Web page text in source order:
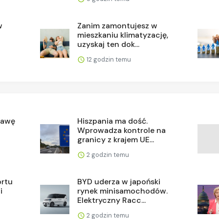
Zanim zamontujesz w
mieszkaniu klimatyzację,
uzyskaj ten dok...
12 godzin temu
Hiszpania ma dość.
Wprowadza kontrole na
granicy z krajem UE...
2 godzin temu
BYD uderza w japoński
rynek minisamochodów.
Elektryczny Racc...
2 godzin temu